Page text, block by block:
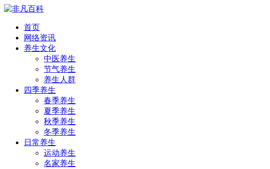
首页
网络资讯
养生文化
中医养生
节气养生
养生人群
四季养生
春季养生
夏季养生
秋季养生
冬季养生
日常养生
运动养生
名家养生